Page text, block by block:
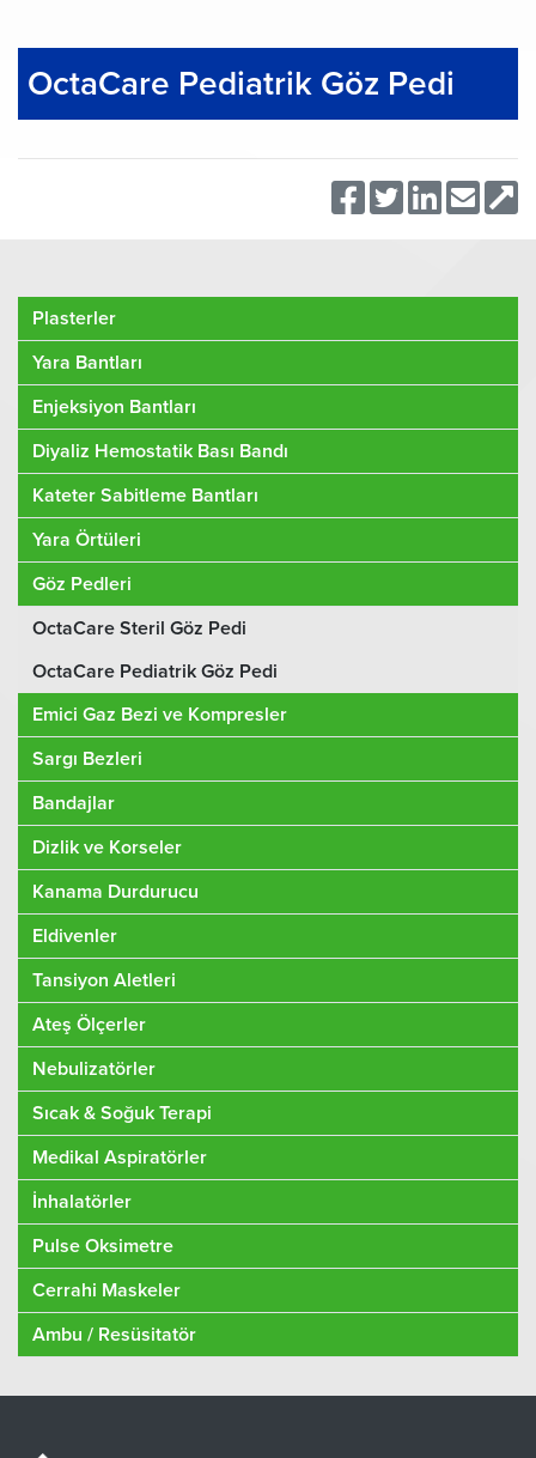
OctaCare Pediatrik Göz Pedi
Plasterler
Yara Bantları
Enjeksiyon Bantları
Diyaliz Hemostatik Bası Bandı
Kateter Sabitleme Bantları
Yara Örtüleri
Göz Pedleri
OctaCare Steril Göz Pedi
OctaCare Pediatrik Göz Pedi
Emici Gaz Bezi ve Kompresler
Sargı Bezleri
Bandajlar
Dizlik ve Korseler
Kanama Durdurucu
Eldivenler
Tansiyon Aletleri
Ateş Ölçerler
Nebulizatörler
Sıcak & Soğuk Terapi
Medikal Aspiratörler
İnhalatörler
Pulse Oksimetre
Cerrahi Maskeler
Ambu / Resüsitatör